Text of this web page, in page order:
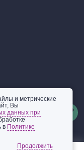
и метрические
Вы
данных при
в Политике